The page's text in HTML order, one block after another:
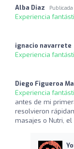
Alba Diaz Publicada
Experiencia
ignacio navarrete
Experiencia
Diego Figueroa
Experiencia
antes de mi
resolvieron
masajes o Nutri,